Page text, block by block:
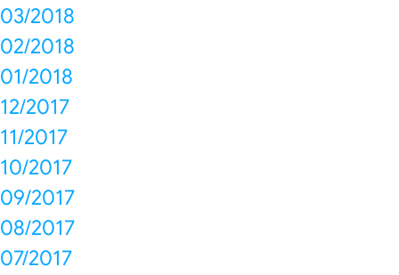
03/2018
02/2018
01/2018
12/2017
11/2017
10/2017
09/2017
08/2017
07/2017